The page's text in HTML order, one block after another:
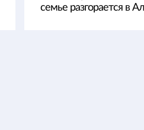
семье разгорается в